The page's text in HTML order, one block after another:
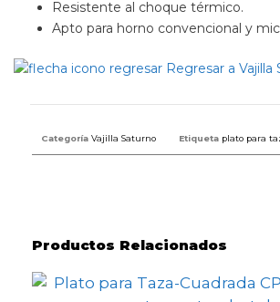
Resistente al choque térmico.
Apto para horno convencional y
Regresar a Vajilla
Categoría Vajilla Saturno Etiqueta plato para
Productos Relacionados